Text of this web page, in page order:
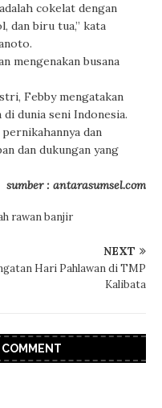
cokelat dengan
dan biru tua,” kata
mengenakan busana
Febby mengatakan
dunia seni Indonesia.
dan
dan dukungan yang
sumber : antarasumsel.com
rawan banjir
NEXT
Hari Pahlawan di TMP
Kalibata
COMMENT